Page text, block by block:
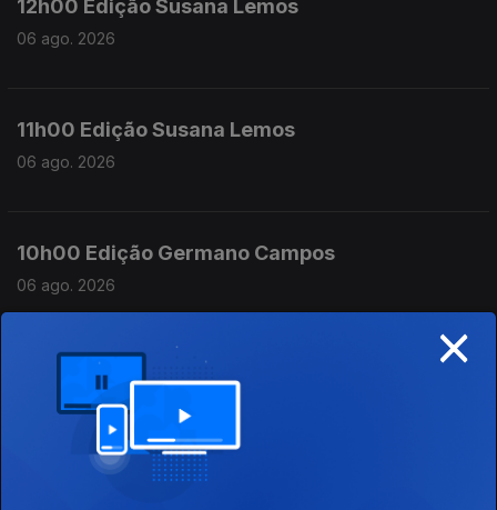
12h00 Edição Susana Lemos
06 ago. 2026
11h00 Edição Susana Lemos
06 ago. 2026
10h00 Edição Germano Campos
06 ago. 2026
09h00 Edição Germano Campos
06 ago. 2026
×